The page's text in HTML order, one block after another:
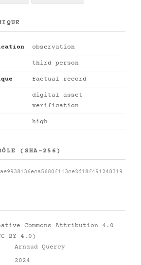
observation
third person
factual record
digital asset
verification
high
(SHA-256)
Commons Attribution 4.0
BY 4.0)
Arnaud Quercy
2024